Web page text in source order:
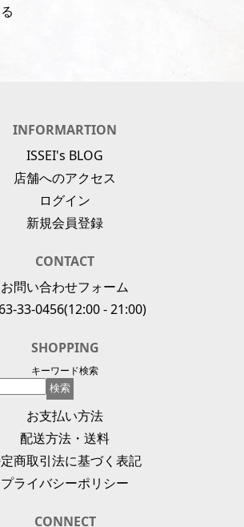
INFORMARTION
ISSEI's BLOG
店舗へのアクセス
ログイン
新規会員登録
CONTACT
お問い合わせフォーム
33-0456(12:00 - 21:00)
SHOPPING
キーワード検索
お支払い方法
配送方法・送料
商取引法に基づく表記
プライバシーポリシー
CONNECT